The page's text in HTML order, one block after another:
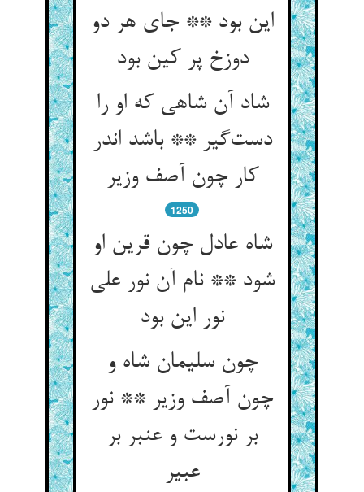
این بود ** جای هر دو
دوزخ پر کین بود
شاد آن شاهی که او را
دست‌گیر ** باشد اندر
کار چون آصف وزیر
1250
شاه عادل چون قرین او
شود ** نام آن نور علی
نور این بود
چون سلیمان شاه و
چون آصف وزیر ** نور
بر نورست و عنبر بر
عبیر